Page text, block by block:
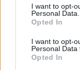
I want to opt-
Personal Data.
Opted In
I want to opt-
Personal Data
Opted In
A resposta a esta
V A S